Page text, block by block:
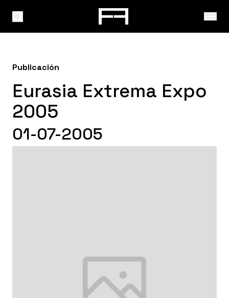
Publicación
Eurasia Extrema Expo
2005
01-07-2005